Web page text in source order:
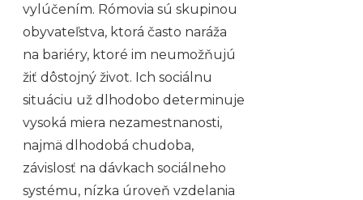
vylúčením. Rómovia sú skupinou
obyvateľstva, ktorá často naráža
na bariéry, ktoré im neumožňujú
žiť dôstojný život. Ich sociálnu
situáciu už dlhodobo determinuje
vysoká miera nezamestnanosti,
najmä dlhodobá chudoba,
závislosť na dávkach sociálneho
systému, nízka úroveň vzdelania